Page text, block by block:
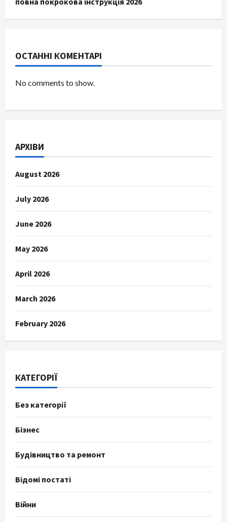
ОСТАННІ КОМЕНТАРІ
No comments to show.
АРХІВИ
August 2026
July 2026
June 2026
May 2026
April 2026
March 2026
February 2026
КАТЕГОРІЇ
Без категорії
Бізнес
Будівництво та ремонт
Відомі постаті
Війни